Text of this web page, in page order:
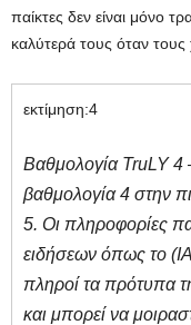
παίκτες δεν είναι μόνο
καλύτερά τους όταν
εκτίμηση:4
Βαθμολογία TruLY 4
βαθμολογία 4 στην
5. Οι πληροφορίες
ειδήσεων όπως το
πληροί τα πρότυπα
και μπορεί να